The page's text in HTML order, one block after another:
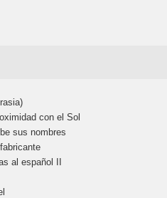
con el Sol
sus nombres
al español II